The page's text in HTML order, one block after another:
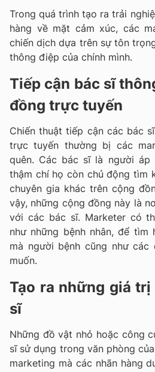
Trong quá trình tạo ra trải
hàng về mặt cảm xúc, các
chiến dịch dựa trên sự tôn
thông điệp của chính mình.
Tiếp cận bác sĩ
đồng trực tuyến
Chiến thuật tiếp cận các bác
trực tuyến thường bị các
quên. Các bác sĩ là người áp
thậm chí họ còn chủ động tìm
chuyên gia khác trên cộng
vậy, những cộng đồng này là
với các bác sĩ. Marketer có
như những bệnh nhân, để tìm
mà người bệnh cũng như
muốn.
Tạo ra những giá
sĩ
Những đồ vật nhỏ hoặc công
sĩ sử dụng trong văn phòng
marketing mà các nhãn hàng